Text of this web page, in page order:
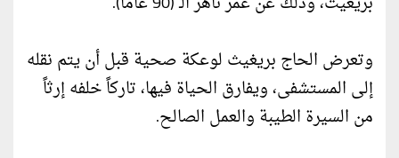
وتعرض الحاج بريغيث لوعكة صحية قبل أن يتم نقله
إلى المستشفى، ويفارق الحياة فيها، تاركاً خلفه إرثاً
من السيرة الطيبة والعمل الصالح.